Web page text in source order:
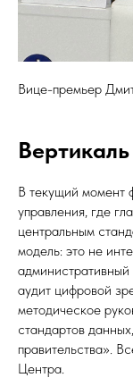
Вице-премьер
В текущий момент
управления, где
центральным
модель: это не
аудит цифровой
методическое
стандартов
правительства».
Центра.